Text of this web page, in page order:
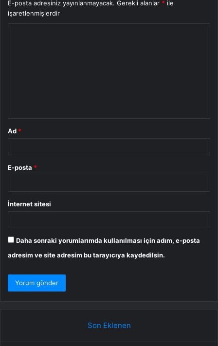
E-posta adresiniz yayınlanmayacak. Gerekli alanlar * ile
işaretlenmişlerdir
Ad *
E-posta *
İnternet sitesi
Daha sonraki yorumlarımda kullanılması için adım, e-posta
adresim ve site adresim bu tarayıcıya kaydedilsin.
Son Eklenen